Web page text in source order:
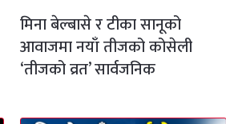
मिना बेल्बासे र टीका सानूको
आवाजमा नयाँ तीजको कोसेली
‘तीजको व्रत’ सार्वजनिक